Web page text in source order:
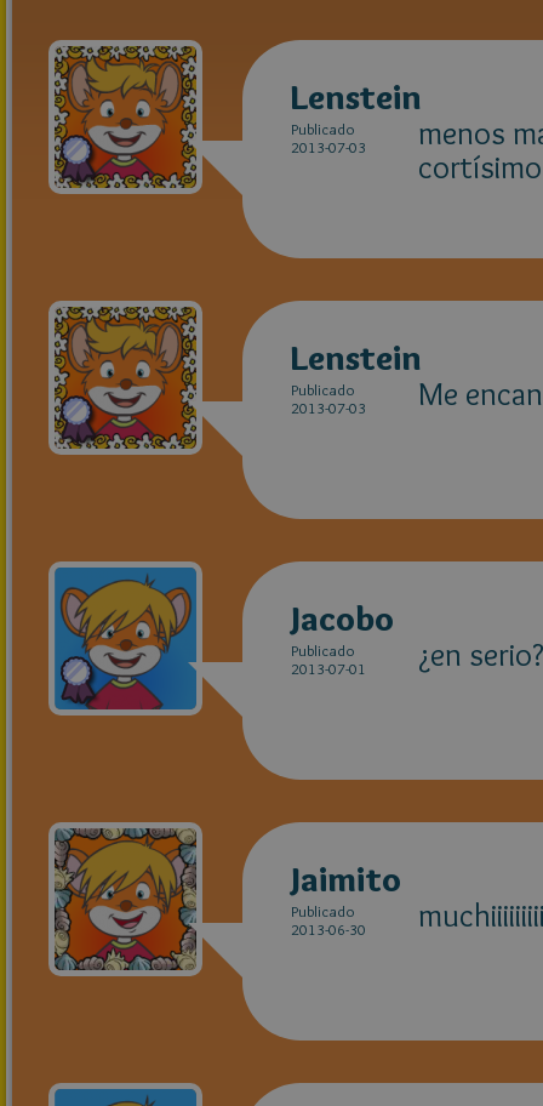
Lenstein
Publicado
2013-07-03
menos
cortísimo
Lenstein
Publicado
2013-07-03
Me
Jacobo
Publicado
2013-07-01
¿en serio?
Jaimito
Publicado
2013-06-30